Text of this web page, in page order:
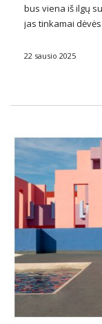
bus viena iš ilgų
jas tinkamai
įgyti daug naujų,
22 sausio 2025